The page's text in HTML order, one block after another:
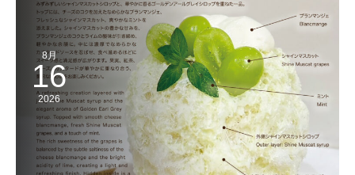
8月
16
2026